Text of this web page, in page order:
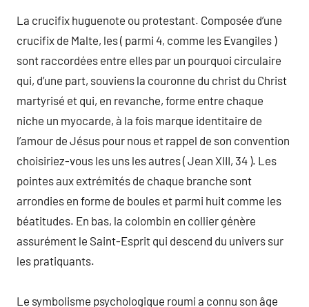
La crucifix huguenote ou protestant. Composée d’une
crucifix de Malte, les ( parmi 4, comme les Evangiles )
sont raccordées entre elles par un pourquoi circulaire
qui, d’une part, souviens la couronne du christ du Christ
martyrisé et qui, en revanche, forme entre chaque
niche un myocarde, à la fois marque identitaire de
l’amour de Jésus pour nous et rappel de son convention
choisiriez-vous les uns les autres ( Jean XIII, 34 ). Les
pointes aux extrémités de chaque branche sont
arrondies en forme de boules et parmi huit comme les
béatitudes. En bas, la colombin en collier génère
assurément le Saint-Esprit qui descend du univers sur
les pratiquants.
Le symbolisme psychologique roumi a connu son âge